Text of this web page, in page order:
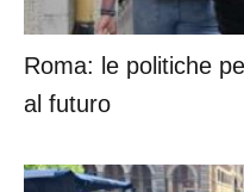
Roma: le politiche
al futuro